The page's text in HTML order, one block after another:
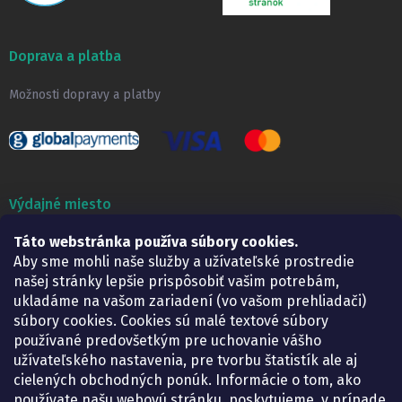
Táto webstránka používa súbory cookies.
Aby sme mohli naše služby a užívateľské prostredie
našej stránky lepšie prispôsobiť vašim potrebám,
ukladáme na vašom zariadení (vo vašom prehliadači)
súbory cookies. Cookies sú malé textové súbory
používané predovšetkým pre uchovanie vášho
užívateľského nastavenia, pre tvorbu štatistík ale aj
cielených obchodných ponúk. Informácie o tom, ako
Doprava a platba
Možnosti dopravy a platby
Výdajné miesto
Lekáreň ADONAI
Košice – Smetanova 2
Pondelok:
07.30 – 15.30 h.
Utorok:
07.30 – 16.00 h.
Streda:
07.30 – 16.00 h.
Štvrtok:
07.30 – 15.30 h.
Piatok:
07.30 – 15.30 h.
KONTAKT